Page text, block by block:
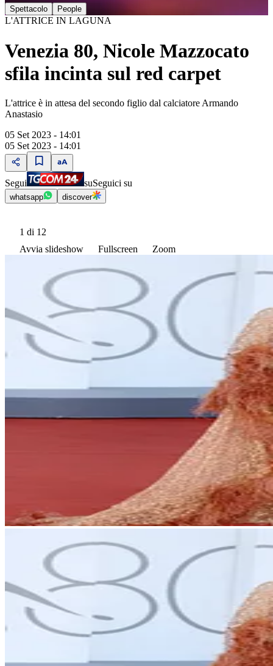
Spettacolo People
L'ATTRICE IN LAGUNA
Venezia 80, Nicole Mazzocato
sfila incinta sul red carpet
L'attrice è in attesa del secondo figlio dal calciatore Armando
Anastasio
05 Set 2023 - 14:01
05 Set 2023 - 14:01
Segui suSeguici su
whatsapp discover
1 di 12
Avvia slideshow
Fullscreen Zoom